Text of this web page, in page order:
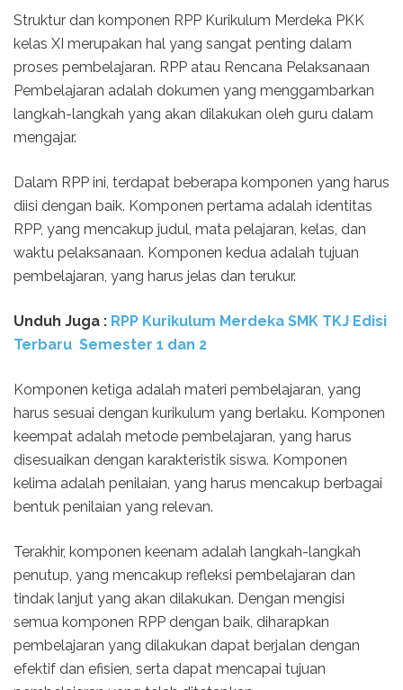
Struktur dan komponen RPP Kurikulum Merdeka PKK
kelas XI merupakan hal yang sangat penting dalam
proses pembelajaran. RPP atau Rencana Pelaksanaan
Pembelajaran adalah dokumen yang menggambarkan
langkah-langkah yang akan dilakukan oleh guru dalam
mengajar.
Dalam RPP ini, terdapat beberapa komponen yang harus
diisi dengan baik. Komponen pertama adalah identitas
RPP, yang mencakup judul, mata pelajaran, kelas, dan
waktu pelaksanaan. Komponen kedua adalah tujuan
pembelajaran, yang harus jelas dan terukur.
Unduh Juga : RPP Kurikulum Merdeka SMK TKJ Edisi
Terbaru Semester 1 dan 2
Komponen ketiga adalah materi pembelajaran, yang
harus sesuai dengan kurikulum yang berlaku. Komponen
keempat adalah metode pembelajaran, yang harus
disesuaikan dengan karakteristik siswa. Komponen
kelima adalah penilaian, yang harus mencakup berbagai
bentuk penilaian yang relevan.
Terakhir, komponen keenam adalah langkah-langkah
penutup, yang mencakup refleksi pembelajaran dan
tindak lanjut yang akan dilakukan. Dengan mengisi
semua komponen RPP dengan baik, diharapkan
pembelajaran yang dilakukan dapat berjalan dengan
efektif dan efisien, serta dapat mencapai tujuan